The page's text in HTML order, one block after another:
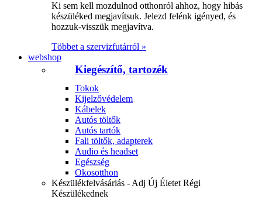
Ki sem kell mozdulnod otthonról ahhoz, hogy hibás
készüléked megjavítsuk. Jelezd felénk igényed, és
hozzuk-visszük megjavítva.
Többet a szervizfutárról »
webshop
Kiegészítő, tartozék
Tokok
Kijelzővédelem
Kábelek
Autós töltők
Autós tartók
Fali töltők, adapterek
Audio és headset
Egészség
Okosotthon
Készülékfelvásárlás - Adj Új Életet Régi
Készülékednek